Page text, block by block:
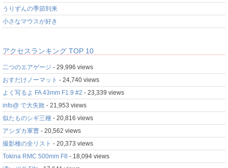
うりずんの季節到来
小さなマウスが好き
アクセスランキング TOP 10
二つのエアゲージ - 29,996 views
おすだけノーマット - 24,740 views
よく写るよ FA 43mm F1.9 #2 - 23,339 views
info@ で大失敗 - 21,953 views
似たものシギ三種 - 20,816 views
アシダカ軍曹 - 20,562 views
撮影種の全リスト - 20,373 views
Tokina RMC 500mm F8 - 18,094 views